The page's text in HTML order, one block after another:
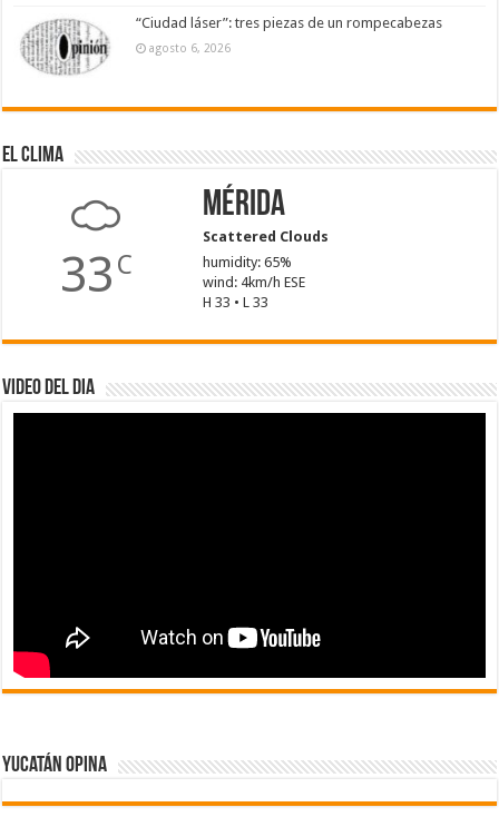
“Ciudad láser”: tres piezas de un rompecabezas
agosto 6, 2026
El Clima
33 C
Mérida
Scattered Clouds
humidity: 65%
wind: 4km/h ESE
H 33 • L 33
Video del dia
Yucatán Opina